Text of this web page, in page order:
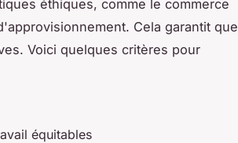
éthiques, comme le commerce
Cela garantit que
Voici quelques critères pour
équitables